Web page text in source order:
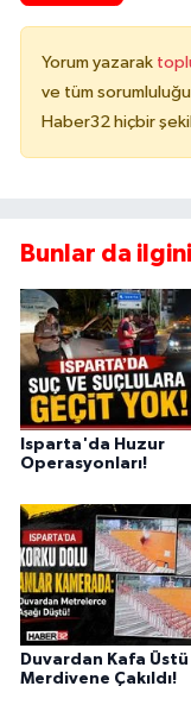
Yorum yazarak
ve tüm
Haber32 hiçbir
Bunlar da
Isparta'da Huzur
Operasyonları!
Duvardan Kafa Üstü
Merdivene Çakıldı!